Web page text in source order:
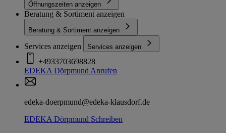
Öffnungszeiten anzeigen
Beratung & Sortiment anzeigen
Beratung & Sortiment anzeigen
Services anzeigen Services anzeigen
+4933703698828
EDEKA Dörpmund Anrufen
edeka-doerpmund@edeka-klausdorf.de
EDEKA Dörpmund Schreiben